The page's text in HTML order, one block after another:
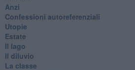
Anzi
Confessioni autoreferenziali
Utopie
Estate
Il lago
Il diluvio
La classe